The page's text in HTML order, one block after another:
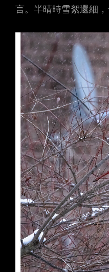
言。半晴時雪絮還細，